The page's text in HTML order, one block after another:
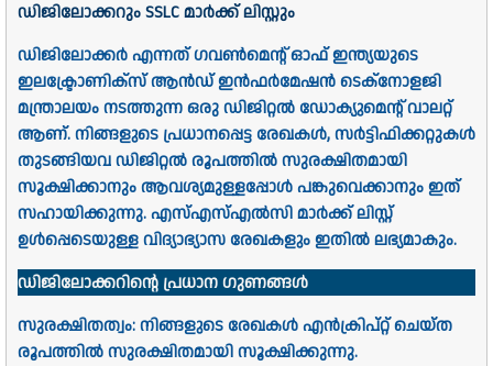
ഡിജിലോക്കറും SSLC മാർക്ക് ലിസ്റ്റും
ഡിജിലോക്കർ എന്നത് ഗവൺമെൻ്റ് ഓഫ് ഇന്ത്യയുടെ
ഇലക്ട്രോണിക്സ് ആൻഡ് ഇൻഫർമേഷൻ ടെക്നോളജി
മന്ത്രാലയം നടത്തുന്ന ഒരു ഡിജിറ്റൽ ഡോക്യുമെൻ്റ് വാലറ്റ്
ആണ്. നിങ്ങളുടെ പ്രധാനപ്പെട്ട രേഖകൾ, സർട്ടിഫിക്കറ്റുകൾ
തുടങ്ങിയവ ഡിജിറ്റൽ രൂപത്തിൽ സുരക്ഷിതമായി
സൂക്ഷിക്കാനും ആവശ്യമുള്ളപ്പോൾ പങ്കുവെക്കാനും ഇത്
സഹായിക്കുന്നു. എസ്എസ്എൽസി മാർക്ക് ലിസ്റ്റ്
ഉൾപ്പെടെയുള്ള വിദ്യാഭ്യാസ രേഖകളും ഇതിൽ ലഭ്യമാകും.
ഡിജിലോക്കറിൻ്റെ പ്രധാന ഗുണങ്ങൾ
സുരക്ഷിതത്വം: നിങ്ങളുടെ രേഖകൾ എൻക്രിപ്റ്റ് ചെയ്ത
രൂപത്തിൽ സുരക്ഷിതമായി സൂക്ഷിക്കുന്നു.